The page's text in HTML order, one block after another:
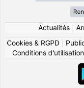
Actualités|
Cookies & RGPD
Conditions d'utilisation